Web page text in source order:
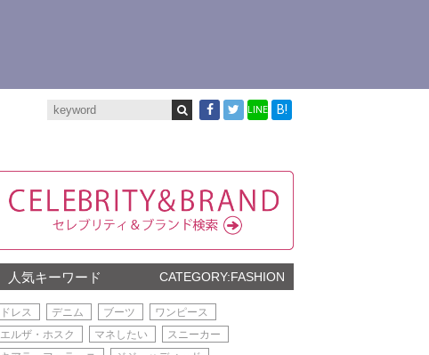
LINE B!
人気キーワード CATEGORY:FASHION
ドレス デニム ブーツ
ワンピース
エルザ・ホスク
マネしたい
スニーカー